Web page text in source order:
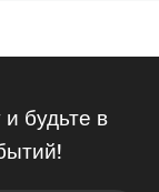
будьте в